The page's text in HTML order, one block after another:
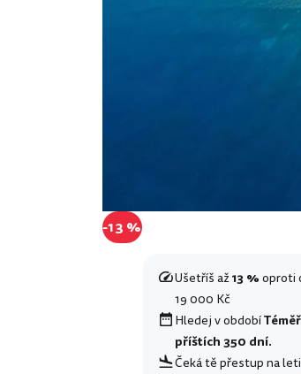
-13 %
Ušetříš až13 %oproti
19 000 Kč
Hledej v období
příštích 350 dní.
Čeká tě přestup na